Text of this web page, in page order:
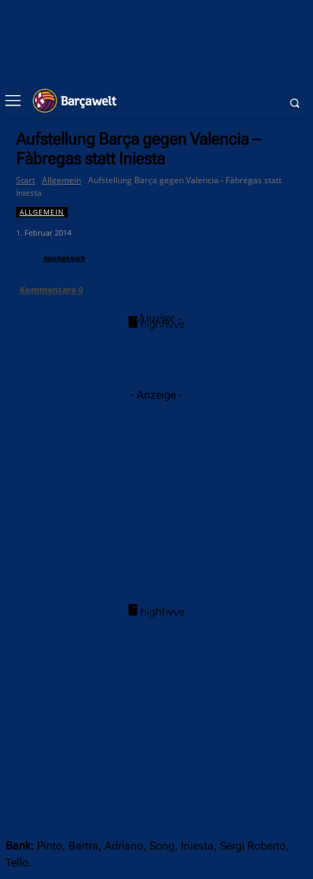
Aufstellung Barça gegen Valencia –
Fàbregas statt Iniesta
Start Allgemein Aufstellung Barça gegen Valencia - Fàbregas statt
Iniesta
ALLGEMEIN
1. Februar 2014
spongebob
Kommentare0
- Anzeige -
- Anzeige -
Bank: Pinto, Bartra, Adriano, Song, Iniesta, Sergi Roberto,
Tello.